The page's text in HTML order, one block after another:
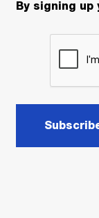
By signing up